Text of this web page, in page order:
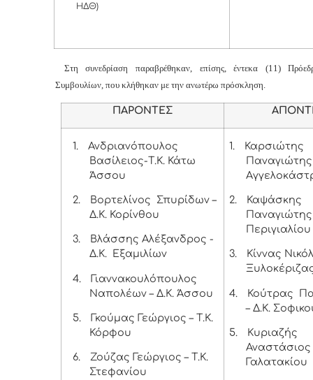
ΗΔΘ)
Στη συνεδρίαση παραβρέθηκαν, επίσης, έντεκα (11)
Συμβουλίων, που κλήθηκαν με την ανωτέρω πρόσκληση.
ΠΑΡΟΝΤΕΣ
1.
Ανδριανόπουλος
Βασίλειος-Τ.Κ. Κάτω
Άσσου
2.
Βορτελίνος Σπυρίδων –
Δ.Κ. Κορίνθου
3.
Βλάσσης Αλέξανδρος -
Δ.Κ. Εξαμιλίων
4.
Γιαννακουλόπουλος
Ναπολέων – Δ.Κ. Άσσου
5.
Γκούμας Γεώργιος – Τ.Κ.
Κόρφου
6.
Ζούζας Γεώργιος – Τ.Κ.
Στεφανίου
1.
Καρσιώτης
Παναγιώτης
2.
Καψάσκης
Παναγιώτης
Περιγιαλίου
3.
Κίννας
4.
Κούτρας
– Δ.Κ.
5.
Κυριαζής
Γαλατακίου